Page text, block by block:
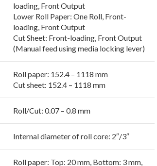
loading, Front Output
Lower Roll Paper: One Roll, Front-
loading, Front Output
Cut Sheet: Front-loading, Front Output
(Manual feed using media locking lever)
Roll paper: 152.4 – 1118 mm
Cut sheet: 152.4 – 1118 mm
Roll/Cut: 0.07 – 0.8 mm
Internal diameter of roll core: 2″/3″
Roll paper: Top: 20 mm, Bottom: 3 mm,